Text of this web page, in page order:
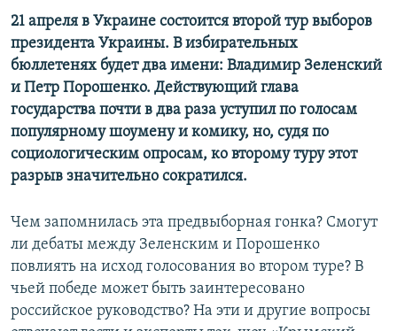
21 апреля в Украине состоится второй тур выборов
президента Украины. В избирательных
бюллетенях будет два имени: Владимир Зеленский
и Петр Порошенко. Действующий глава
государства почти в два раза уступил по голосам
популярному шоумену и комику, но, судя по
социологическим опросам, ко второму туру этот
разрыв значительно сократился.
Чем запомнилась эта предвыборная гонка? Смогут
ли дебаты между Зеленским и Порошенко
повлиять на исход голосования во втором туре? В
чьей победе может быть заинтересовано
российское руководство? На эти и другие вопросы